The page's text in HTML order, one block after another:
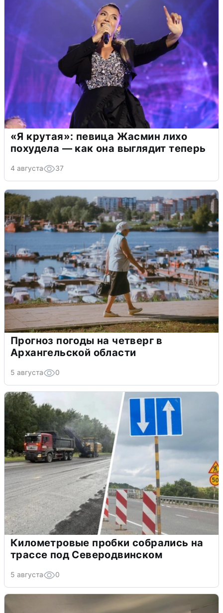
«Я крутая»: певица Жасмин лихо
похудела — как она выглядит теперь
4 августа 37
Прогноз погоды на четверг в
Архангельской области
5 августа 0
Километровые пробки собрались на
трассе под Северодвинском
5 августа 0